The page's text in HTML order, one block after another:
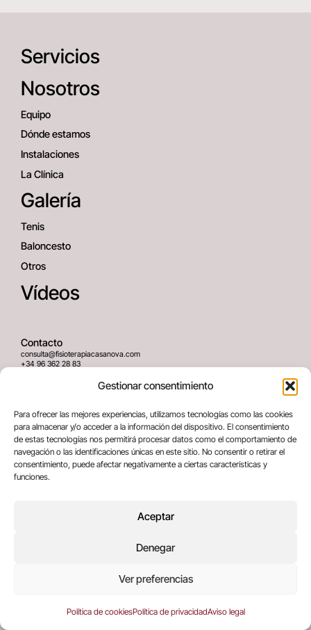
Gestionar consentimiento
Para ofrecer las mejores experiencias, utilizamos tecnologías como las cookies
para almacenar y/o acceder a la información del dispositivo. El consentimiento
de estas tecnologías nos permitirá procesar datos como el comportamiento de
navegación o las identificaciones únicas en este sitio. No consentir o retirar el
consentimiento, puede afectar negativamente a ciertas características y
funciones.
Aceptar
Denegar
Ver preferencias
Política de cookiesPolítica de privacidadAviso legal
Servicios
Nosotros
Equipo
Dónde estamos
Instalaciones
La Clínica
Galería
Tenis
Baloncesto
Otros
Vídeos
Contacto
consulta@fisioterapiacasanova.com
+34 96 362 28 83
Dirección
C/ Greses Nº12 (Bajo) 46020
Valencia, España
Términos legales